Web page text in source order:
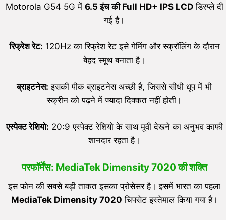
Motorola G54 5G में 6.5इंच की Full HD+ IPS LCDडिस्प्ले दी
गई है।
रिफ्रेश रेट: 120Hz का रिफ्रेश रेट इसे गेमिंग और स्क्रॉलिंग के दौरान
बेहद स्मूथ बनाता है।
ब्राइटनेस: इसकी पीक ब्राइटनेस अच्छी है, जिससे सीधी धूप में भी
स्क्रीन को पढ़ने में ज्यादा दिक्कत नहीं होती।
एस्पेक्ट रेशियो: 20:9 एस्पेक्ट रेशियो के साथ मूवी देखने का अनुभव काफी
शानदार रहता है।
परफॉर्मेंस: MediaTek Dimensity 7020 की शक्ति
इस फोन की सबसे बड़ी ताकत इसका प्रोसेसर है। इसमें भारत का पहला
MediaTek Dimensity 7020 चिपसेट इस्तेमाल किया गया है।